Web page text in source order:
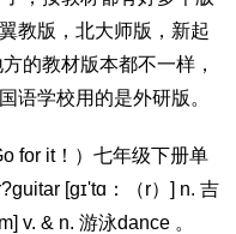
教版，北大师版，新起
的教材版本都不一样，
语学校用的是外研版。
for it！）七年级下册单
[ɡɪ'tɑ：（r）] n. 吉
v. & n. 游泳dance 。